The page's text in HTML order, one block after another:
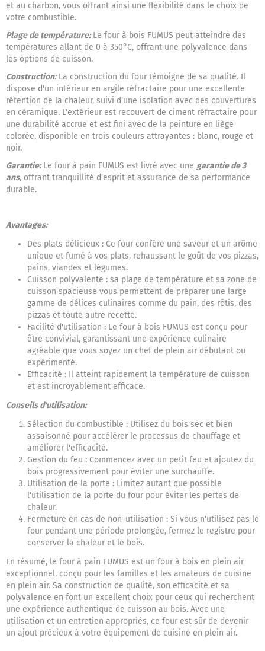
et au charbon, vous offrant ainsi une flexibilité dans le choix de
votre combustible.
Plage de température:Le four à bois FUMUS peut atteindre des
températures allant de 0 à 350°C, offrant une polyvalence dans
les options de cuisson.
Construction:La construction du four témoigne de sa qualité. Il
dispose d'un intérieur en argile réfractaire pour une excellente
rétention de la chaleur, suivi d'une isolation avec des couvertures
en céramique. L'extérieur est recouvert de ciment réfractaire pour
une durabilité accrue et est fini avec de la peinture en liège
colorée, disponible en trois couleurs attrayantes : blanc, rouge et
noir.
Garantie:Le four à pain FUMUS est livré avec une garantie de 3
ans, offrant tranquillité d'esprit et assurance de sa performance
durable.
Avantages:
Des plats délicieux : Ce four confère une saveur et un arôme
unique et fumé à vos plats, rehaussant le goût de vos pizzas,
pains, viandes et légumes.
Cuisson polyvalente : sa plage de température et sa zone de
cuisson spacieuse vous permettent de préparer une large
gamme de délices culinaires comme du pain, des rôtis, des
pizzas et toute autre recette.
Facilité d'utilisation : Le four à bois FUMUS est conçu pour
être convivial, garantissant une expérience culinaire
agréable que vous soyez un chef de plein air débutant ou
expérimenté.
Efficacité : Il atteint rapidement la température de cuisson
et est incroyablement efficace.
Conseils d'utilisation:
Sélection du combustible : Utilisez du bois sec et bien
assaisonné pour accélérer le processus de chauffage et
améliorer l'efficacité.
Gestion du feu : Commencez avec un petit feu et ajoutez du
bois progressivement pour éviter une surchauffe.
Utilisation de la porte : Limitez autant que possible
l'utilisation de la porte du four pour éviter les pertes de
chaleur.
Fermeture en cas de non-utilisation : Si vous n'utilisez pas le
four pendant une période prolongée, fermez le registre pour
conserver la chaleur et le bois.
En résumé, le four à pain FUMUS est un four à bois en plein air
exceptionnel, conçu pour les familles et les amateurs de cuisine
en plein air. Sa construction de qualité, son efficacité et sa
polyvalence en font un excellent choix pour ceux qui recherchent
une expérience authentique de cuisson au bois. Avec une
utilisation et un entretien appropriés, ce four est sûr de devenir
un ajout précieux à votre équipement de cuisine en plein air.